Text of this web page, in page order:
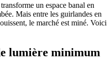
un espace banal en
Mais entre les guirlandes en
le marché est miné. Voici
lumière minimum